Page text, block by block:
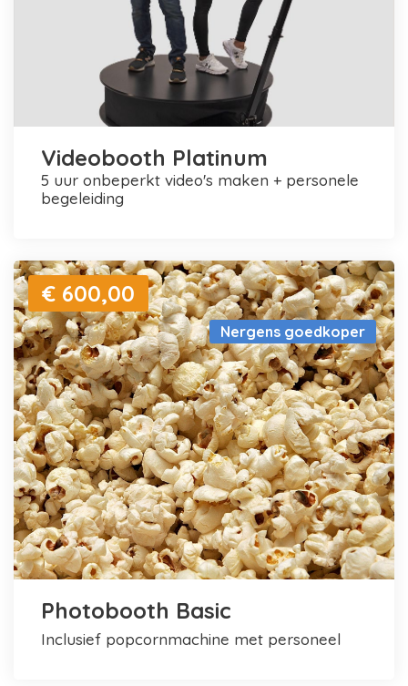
Videobooth Platinum
5 uur onbeperkt video's maken + personele
begeleiding
Nergens goedkoper
€ 600,00
Photobooth Basic
inclusief popcornmachine met personeel